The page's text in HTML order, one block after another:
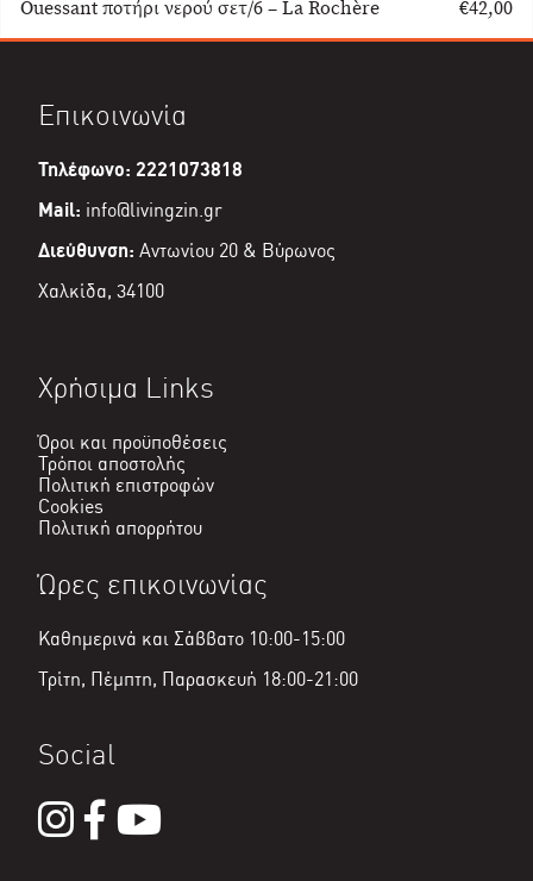
Ouessant ποτήρι νερού σετ/6 – La Rochère €42,00
Επικοινωνία
Τηλέφωνο: 2221073818
Mail: info@livingzin.gr
Διεύθυνση: Αντωνίου 20 & Βύρωνος
Χαλκίδα, 34100
Χρήσιμα Links
Όροι και προϋποθέσεις
Τρόποι αποστολής
Πολιτική επιστροφών
Cookies
Πολιτική απορρήτου
Ώρες επικοινωνίας
Καθημερινά και Σάββατο 10:00-15:00
Τρίτη, Πέμπτη, Παρασκευή 18:00-21:00
Social